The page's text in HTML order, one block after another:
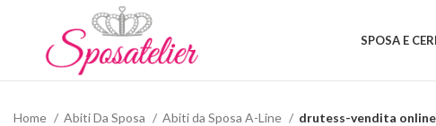
SPOSA E
Home Abiti Da Sposa Abiti da Sposa A-Line drutess-vendita